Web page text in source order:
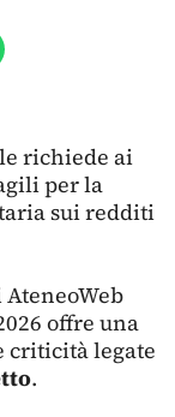
richiede ai
per la
sui redditi
offre una
criticità legate
.